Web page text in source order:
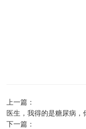
上一篇：
医生，我得的是糖尿病
下一篇：